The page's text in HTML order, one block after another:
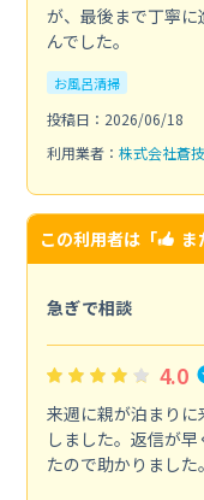
が、最後まで丁寧
んでした。
お風呂清掃
投稿日：2026/06/18
利用業者： 株式会社蒼
この利用者は「
急ぎで相談
4.0
来週に親が泊まり
しました。返信が
たので助かりました。